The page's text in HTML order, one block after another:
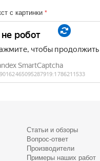
с картинки *
Статьи и обзоры
Вопрос-ответ
Производители
Примеры наших работ